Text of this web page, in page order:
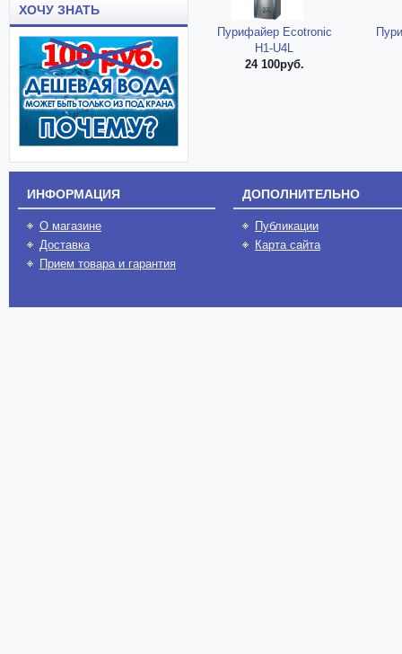
ХОЧУ ЗНАТЬ
Пурифайер Ecotronic
H1-U4L
24 100руб.
ИНФОРМАЦИЯ
О магазине
Доставка
Прием товара и гарантия
ДОПОЛНИТЕЛЬНО
Публикации
Карта сайта